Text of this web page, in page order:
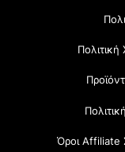
Όροι Affiliate